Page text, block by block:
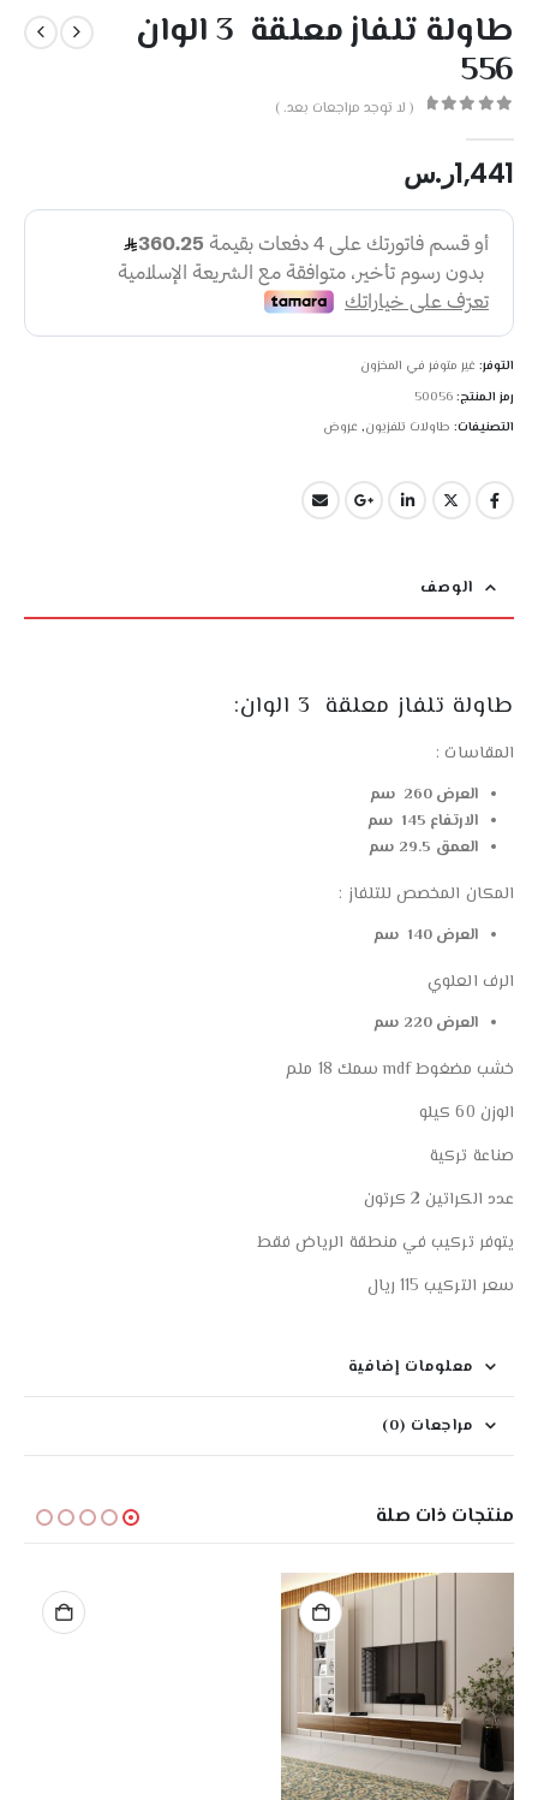
طاولة تلفاز معلقة 3 الوان
556
( لا توجد مراجعات بعد. )
1,441ر.س
التوفر: غير متوفر في المخزون
رمز المنتج:50056
التصنيفات: طاولات تلفزيون, عروض
الوصف
طاولة تلفاز معلقة 3 الوان:
المقاسات :
العرض 260 سم
الارتفاع 145 سم
العمق 29.5 سم
المكان المخصص للتلفاز :
العرض 140 سم
الرف العلوي
العرض 220 سم
خشب مضغوط mdf سمك 18 ملم
الوزن 60 كيلو
صناعة تركية
عدد الكراتين 2 كرتون
يتوفر تركيب في منطقة الرياض فقط
سعر التركيب 115 ريال
معلومات إضافية
مراجعات (0)
منتجات ذات صلة